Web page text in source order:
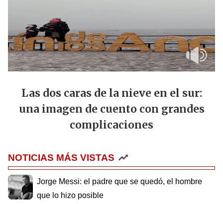
Las dos caras de la nieve en el sur:
una imagen de cuento con grandes
complicaciones
NOTICIAS MÁS VISTAS
Jorge Messi: el padre que se quedó, el hombre
que lo hizo posible